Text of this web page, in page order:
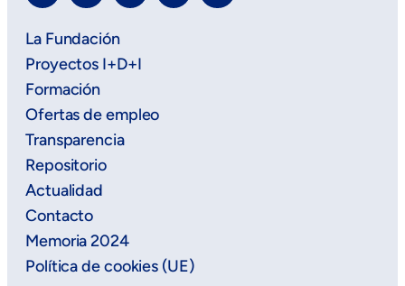
La Fundación
Proyectos I+D+I
Formación
Ofertas de empleo
Transparencia
Repositorio
Actualidad
Contacto
Memoria 2024
Política de cookies (UE)